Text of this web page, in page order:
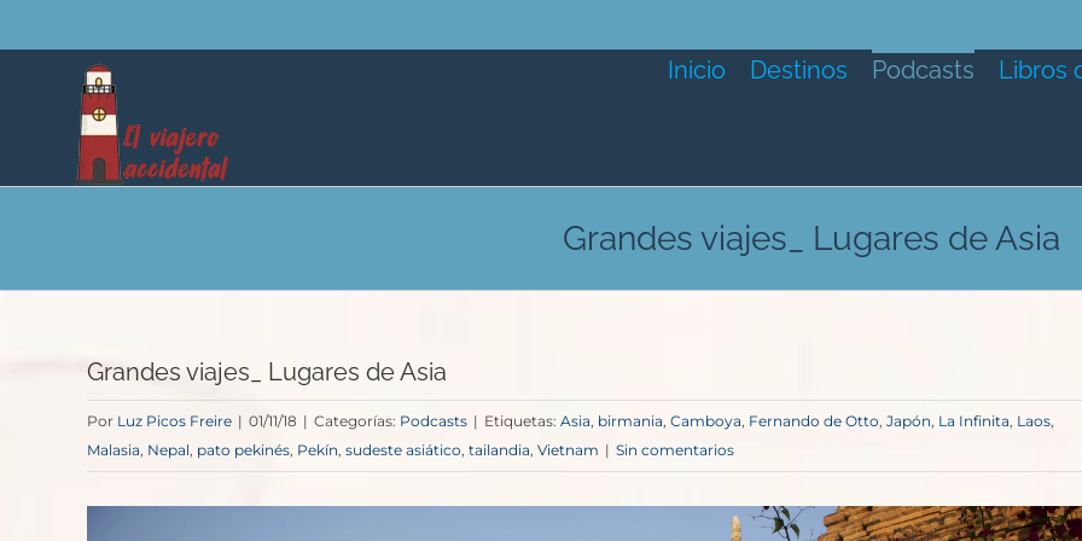
al
contenido
Inicio Destinos Podcasts Libros
Grandes viajes_ Lugares de Asia
Grandes viajes_ Lugares de Asia
Por Luz Picos Freire | 01/11/18 | Categorías: Podcasts | Etiquetas: Asia, birmania, Camboya, Fernando de Otto, Japón, La Infinita, Laos,
Malasia, Nepal, pato pekinés, Pekín, sudeste asiático, tailandia, Vietnam | Sin comentarios